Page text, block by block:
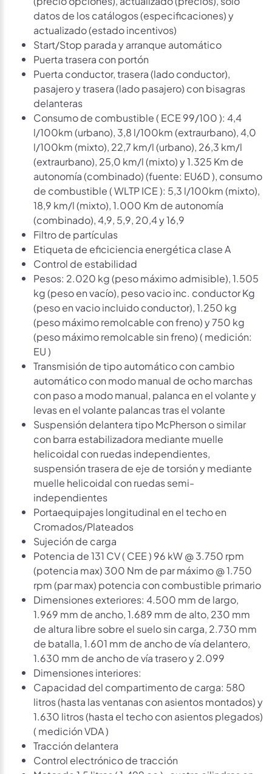
datos de los catálogos (especificaciones) y
actualizado (estado incentivos)
Start/Stop parada y arranque automático
Puerta trasera con portón
Puerta conductor, trasera (lado conductor),
pasajero y trasera (lado pasajero) con bisagras
delanteras
Consumo de combustible ( ECE 99/100 ): 4,4
l/100km (urbano), 3,8 l/100km (extraurbano), 4,0
l/100km (mixto), 22,7 km/l (urbano), 26,3 km/l
(extraurbano), 25,0 km/l (mixto) y 1.325 Km de
autonomía (combinado) (fuente: EU6D ), consumo
de combustible ( WLTP ICE ): 5,3 l/100km (mixto),
18,9 km/l (mixto), 1.000 Km de autonomía
(combinado), 4,9, 5,9, 20,4 y 16,9
Filtro de partículas
Etiqueta de eficiciencia energética clase A
Control de estabilidad
Pesos: 2.020 kg (peso máximo admisible), 1.505
kg (peso en vacío), peso vacio inc. conductor Kg
(peso en vacio incluido conductor), 1.250 kg
(peso máximo remolcable con freno) y 750 kg
(peso máximo remolcable sin freno) ( medición:
EU )
Transmisión de tipo automático con cambio
automático con modo manual de ocho marchas
con paso a modo manual, palanca en el volante y
levas en el volante palancas tras el volante
Suspensión delantera tipo McPherson o similar
con barra estabilizadora mediante muelle
helicoidal con ruedas independientes,
suspensión trasera de eje de torsión y mediante
muelle helicoidal con ruedas semi-
independientes
Portaequipajes longitudinal en el techo en
Cromados/Plateados
Sujeción de carga
Potencia de 131 CV ( CEE ) 96 kW @ 3.750 rpm
(potencia max) 300 Nm de par máximo @ 1.750
rpm (par max) potencia con combustible primario
Dimensiones exteriores: 4.500 mm de largo,
1.969 mm de ancho, 1.689 mm de alto, 230 mm
de altura libre sobre el suelo sin carga, 2.730 mm
de batalla, 1.601 mm de ancho de vía delantero,
1.630 mm de ancho de vía trasero y 2.099
Dimensiones interiores:
Capacidad del compartimento de carga: 580
litros (hasta las ventanas con asientos montados) y
1.630 litros (hasta el techo con asientos plegados)
( medición VDA )
Tracción delantera
Control electrónico de tracción